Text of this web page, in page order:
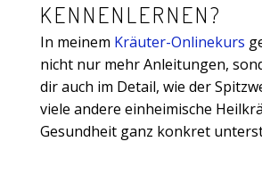
KENNENLERNEN?
In meinem Kräuter-Onlinekurs
nicht nur mehr Anleitungen,
dir auch im Detail, wie der
viele andere einheimische
Gesundheit ganz konkret